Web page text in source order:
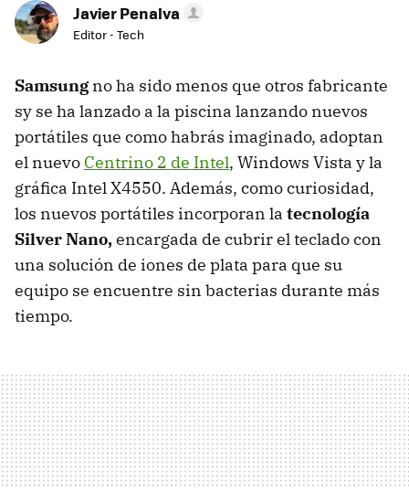
Javier Penalva
Editor - Tech
Samsungno ha sido menos que otros fabricante
sy se ha lanzado a la piscina lanzando nuevos
portátiles que como habrás imaginado, adoptan
el nuevo Centrino 2 de Intel, Windows Vista y la
gráfica Intel X4550. Además, como curiosidad,
los nuevos portátiles incorporan la tecnología
Silver Nano,encargada de cubrir el teclado con
una solución de iones de plata para que su
equipo se encuentre sin bacterias durante más
tiempo.